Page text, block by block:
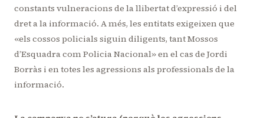
constants vulneracions de la llibertat d’expressió i del
dret a la informació. A més, les entitats exigeixen que
«els cossos policials siguin diligents, tant Mossos
d’Esquadra com Policia Nacional» en el cas de Jordi
Borràs i en totes les agressions als professionals de la
informació.